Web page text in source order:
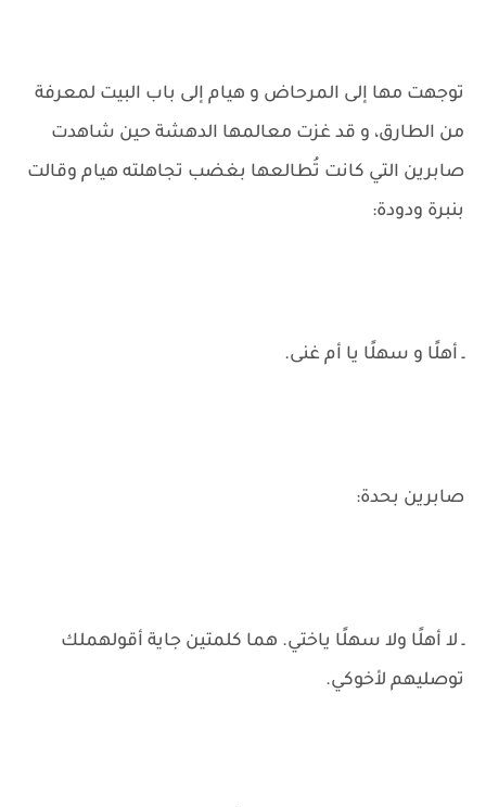
توجهت مها إلى المرحاض و هيام إلى باب البيت لمعرفة
من الطارق، و قد غزت معالمها الدهشة حين شاهدت
صابرين التي كانت تُطالعها بغضب تجاهلته هيام وقالت
بنبرة ودودة:
ـ أهلًا و سهلًا يا أم غنى.
صابرين بحدة:
ـ لا أهلًا ولا سهلًا ياختي. هما كلمتين جاية أقولهملك
توصليهم لأخوكي.